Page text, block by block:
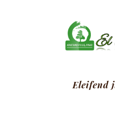
Eleifend